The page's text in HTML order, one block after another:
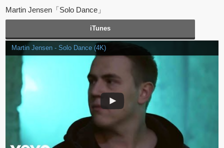
Martin Jensen「Solo Dance」
iTunes
Martin Jensen - Solo Dance (4K)